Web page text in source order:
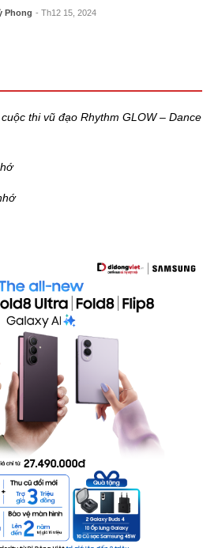
Phong - Th12 15, 2024
thi vũ đạo Rhythm GLOW – Dance